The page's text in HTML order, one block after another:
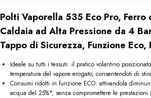
Polti Vaporella 535 Eco Pro, Ferro
Caldaia ad Alta Pressione da 4
Tappo di Sicurezza, Funzione
Ideale su tutti i tessuti: il pratico volantino
temperatura del vapore erogato, consentendoti di
Consumi ridotti in funzione ECO: attivandola
acqua del 25%*, senza compromettere le